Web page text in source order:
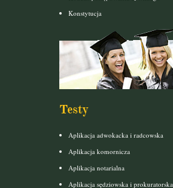
Konstytucja
Testy
Aplikacja adwokacka i radcowska
Aplikacja komornicza
Aplikacja notarialna
Aplikacja sędziowska i prokuratorska